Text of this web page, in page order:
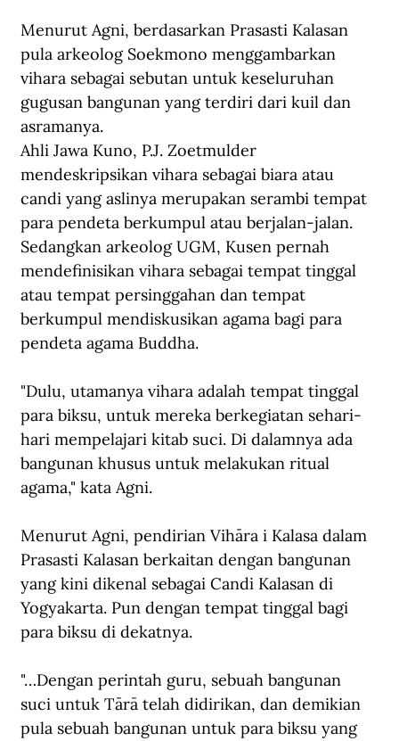
Menurut Agni, berdasarkan Prasasti Kalasan
pula arkeolog Soekmono menggambarkan
vihara sebagai sebutan untuk keseluruhan
gugusan bangunan yang terdiri dari kuil dan
asramanya.
Ahli Jawa Kuno, P.J. Zoetmulder
mendeskripsikan vihara sebagai biara atau
candi yang aslinya merupakan serambi tempat
para pendeta berkumpul atau berjalan-jalan.
Sedangkan arkeolog UGM, Kusen pernah
mendefinisikan vihara sebagai tempat tinggal
atau tempat persinggahan dan tempat
berkumpul mendiskusikan agama bagi para
pendeta agama Buddha.
"Dulu, utamanya vihara adalah tempat tinggal
para biksu, untuk mereka berkegiatan sehari-
hari mempelajari kitab suci. Di dalamnya ada
bangunan khusus untuk melakukan ritual
agama," kata Agni.
Menurut Agni, pendirian Vihāra i Kalasa dalam
Prasasti Kalasan berkaitan dengan bangunan
yang kini dikenal sebagai Candi Kalasan di
Yogyakarta. Pun dengan tempat tinggal bagi
para biksu di dekatnya.
"…Dengan perintah guru, sebuah bangunan
suci untuk Tārā telah didirikan, dan demikian
pula sebuah bangunan untuk para biksu yang